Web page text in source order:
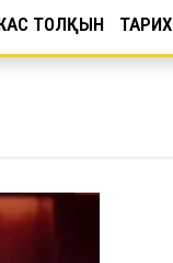
ТОЛҚЫН ТАРИХ